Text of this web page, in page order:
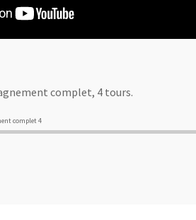
complet, 4 tours.
complet 4